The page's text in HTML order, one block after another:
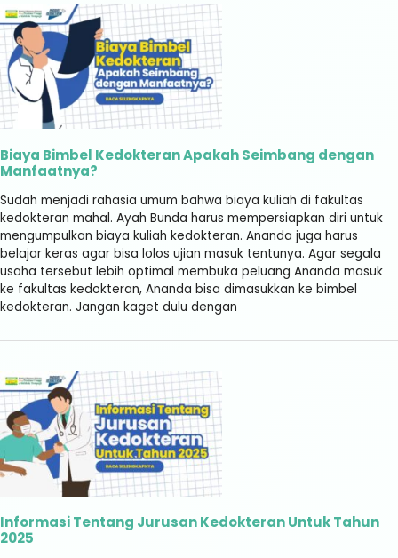
Biaya Bimbel Kedokteran Apakah Seimbang dengan
Manfaatnya?
Sudah menjadi rahasia umum bahwa biaya kuliah di fakultas
kedokteran mahal. Ayah Bunda harus mempersiapkan diri untuk
mengumpulkan biaya kuliah kedokteran. Ananda juga harus
belajar keras agar bisa lolos ujian masuk tentunya. Agar segala
usaha tersebut lebih optimal membuka peluang Ananda masuk
ke fakultas kedokteran, Ananda bisa dimasukkan ke bimbel
kedokteran. Jangan kaget dulu dengan
Informasi Tentang Jurusan Kedokteran Untuk Tahun
2025